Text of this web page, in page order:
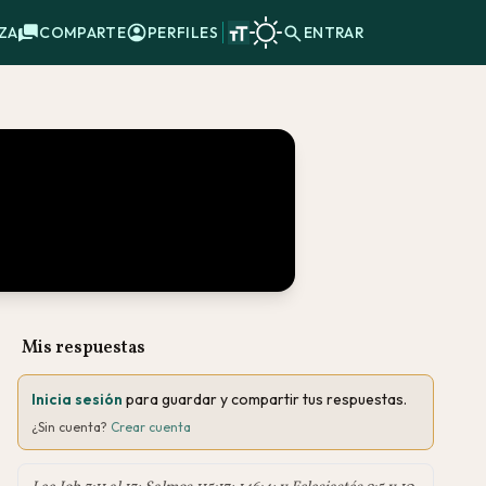
COMPARTE PERFILES ENTRAR
Mis respuestas
Inicia sesión para guardar y compartir tus respuestas.
¿Sin cuenta? Crear cuenta